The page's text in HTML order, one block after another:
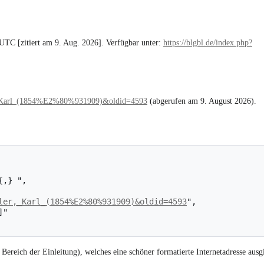
[zitiert am 9. Aug. 2026]. Verfügbar unter: https://blgbl.de/index.php?
(abgerufen am 9. August 2026).
",
der Einleitung), welches eine schöner formatierte Internetadresse